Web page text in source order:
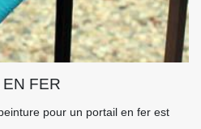
FER
pour un portail en fer est